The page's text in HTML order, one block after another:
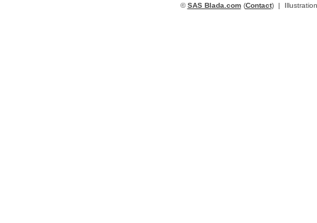
©SAS Blada.com(Contact) |